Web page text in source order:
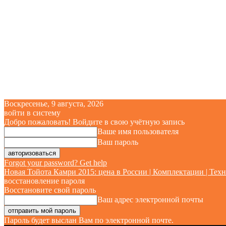
Воскресенье, 9 августа, 2026
войти в систему
Добро пожаловать! Войдите в свою учётную запись
Ваше имя пользователя
Ваш пароль
Forgot your password? Get help
Новая Тойота Камри 2015: цена в России | Комплектации |
восстановление пароля
Восстановите свой пароль
Ваш адрес электронной почты
Пароль будет выслан Вам по электронной почте.